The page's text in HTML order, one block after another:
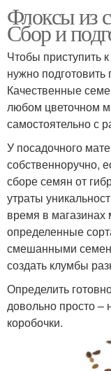
Флоксы из
Сбор и
Чтобы приступить
нужно
Качественные
любом цветочном
самостоятельно с
У посадочного
собственноручно,
сборе семян от
утраты
время в магазинах
определенные
смешанными
создать клумбы
Определить
довольно просто –
коробочки.